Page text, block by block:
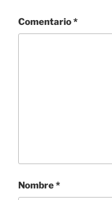
Comentario*
Nombre*